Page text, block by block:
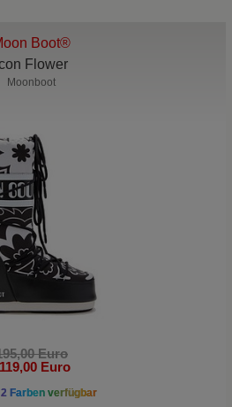
Boot®
Flower
Moonboot
Euro
119,00 Euro
2 Farben verfügbar